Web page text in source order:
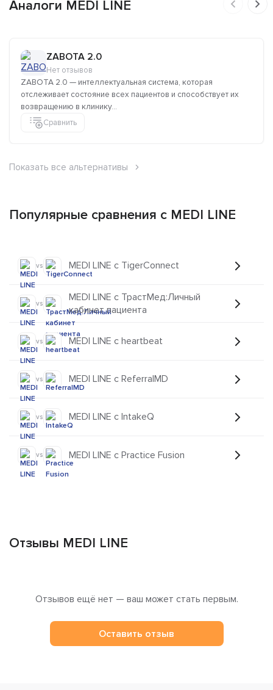
Аналоги MEDI LINE
ZABOTA 2.0
Нет отзывов
ZABOTA 2.0 — интеллектуальная система, которая
отслеживает состояние всех пациентов и способствует их
возвращению в клинику...
Сравнить
Показать все альтернативы
Популярные сравнения с MEDI LINE
vs MEDI LINE с TigerConnect
vs
MEDI LINE с ТрастМед:Личный
кабинет пациента
vs MEDI LINE с heartbeat
vs MEDI LINE с ReferralMD
vs MEDI LINE с IntakeQ
vs MEDI LINE с Practice Fusion
Отзывы MEDI LINE
Отзывов ещё нет — ваш может стать первым.
Оставить отзыв